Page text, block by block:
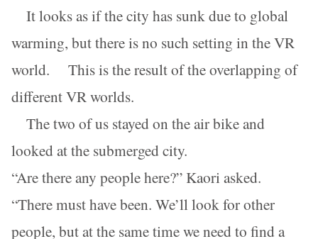
It looks as if the city has sunk due to global
warming, but there is no such setting in the VR
world. This is the result of the overlapping of
different VR worlds.
The two of us stayed on the air bike and
looked at the submerged city.
“Are there any people here?” Kaori asked.
“There must have been. We’ll look for other
people, but at the same time we need to find a